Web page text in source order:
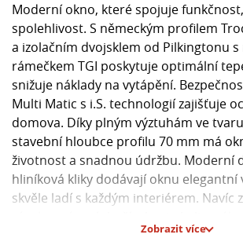
Moderní okno, které spojuje
spolehlivost. S německým profilem
a izolačním dvojsklem od Pilkingtonu s
rámečkem TGI poskytuje optimální
snižuje náklady na vytápění.
Multi Matic s i.S. technologií zajišťuje
domova. Díky plným výztuhám ve tvaru
stavební hloubce profilu 70 mm má
životnost a snadnou údržbu. Moderní
hliníková kliky dodávají oknu elegantní
skvěle ladí s každým interiérem. Navíc
Zobrazit více